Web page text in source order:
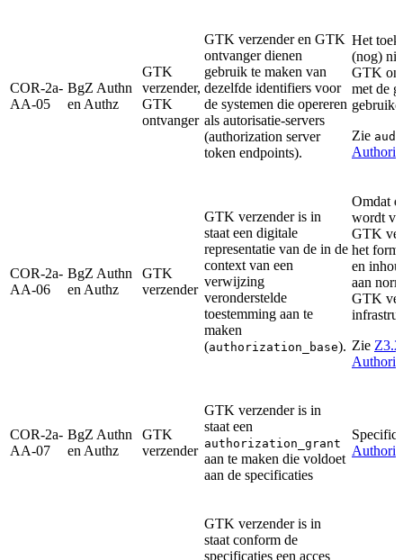
COR-2a-
AA-05
BgZ Authn
en Authz
GTK
verzender,
GTK
ontvanger
GTK verzender en GTK
ontvanger dienen
gebruik te maken van
dezelfde identifiers voor
de systemen die opereren
als autorisatie-servers
(authorization server
token endpoints).
Het
(nog)
GTK
met de
Zie aud
COR-2a-
AA-06
BgZ Authn
en Authz
GTK
verzender
GTK verzender is in
staat een digitale
representatie van de in de
context van een
verwijzing
veronderstelde
toestemming aan te
maken
(authorization_base).
Omdat
wordt
GTK
het
en
aan
GTK
Zie
COR-2a-
AA-07
BgZ Authn
en Authz
GTK
verzender
GTK verzender is in
staat een
authorization_grant
aan te maken die voldoet
aan de specificaties
GTK verzender is in
staat conform de
specificaties een acces